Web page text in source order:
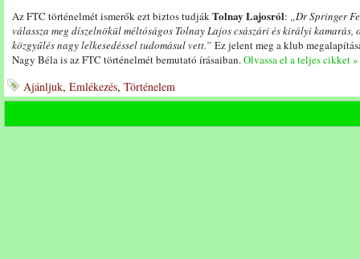
Az FTC történelmét ismerők ezt biztos tudjákTolnay Lajosról: „Dr Springer
válassza meg díszelnökülméltóságos TolnayLajoscsászáriéskirályikamarás,
közgyűlésnagylelkesedésseltudomásulvett.” Ez jelent meg a klub
Nagy Béla is az FTC történelmét bemutató írásaiban.Olvassa el a teljes cikket »
Ajánljuk, Emlékezés, Történelem